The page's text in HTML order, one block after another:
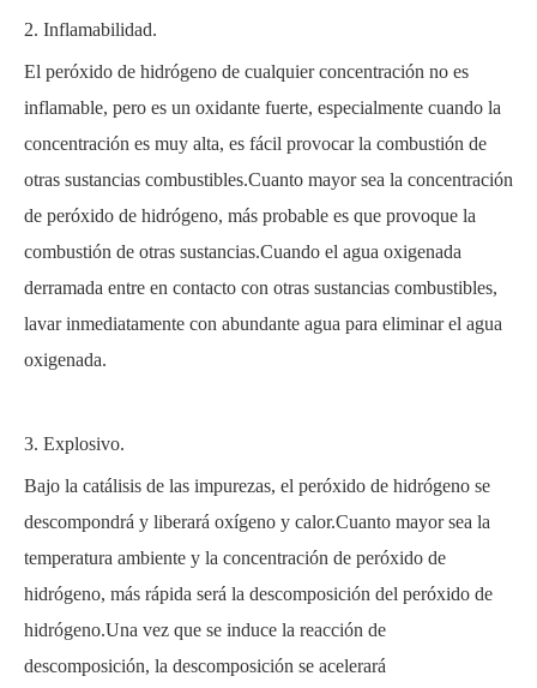
2. Inflamabilidad.
El peróxido de hidrógeno de cualquier concentración no es
inflamable, pero es un oxidante fuerte, especialmente cuando la
concentración es muy alta, es fácil provocar la combustión de
otras sustancias combustibles.Cuanto mayor sea la concentración
de peróxido de hidrógeno, más probable es que provoque la
combustión de otras sustancias.Cuando el agua oxigenada
derramada entre en contacto con otras sustancias combustibles,
lavar inmediatamente con abundante agua para eliminar el agua
oxigenada.
3. Explosivo.
Bajo la catálisis de las impurezas, el peróxido de hidrógeno se
descompondrá y liberará oxígeno y calor.Cuanto mayor sea la
temperatura ambiente y la concentración de peróxido de
hidrógeno, más rápida será la descomposición del peróxido de
hidrógeno.Una vez que se induce la reacción de
descomposición, la descomposición se acelerará